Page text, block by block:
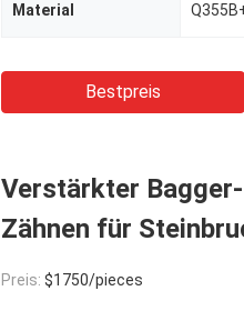
Material
Bestpreis
Verstärkter
Zähnen für
Preis: $1750/pieces